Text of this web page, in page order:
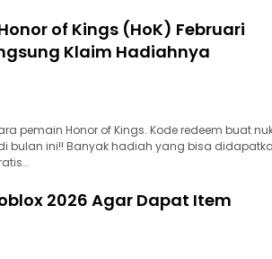
of Kings (HoK) Februari
Klaim Hadiahnya
pemain Honor of Kings. Kode redeem buat
bulan ini!! Banyak hadiah yang bisa
2026 Agar Dapat Item